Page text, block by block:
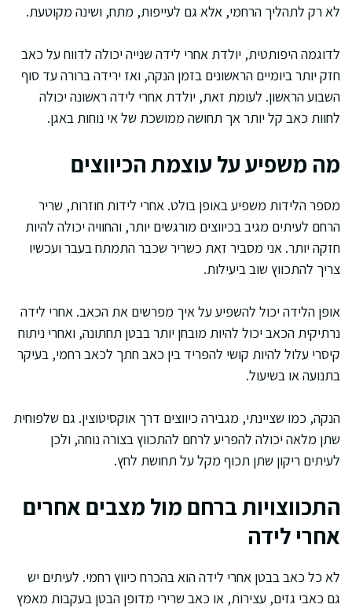
לא רק לתהליך הרחמי, אלא גם לעייפות, מתח, ושינה מקוטעת.
לדוגמה היפותטית, יולדת אחרי לידה שנייה יכולה לדווח על כאב
חזק יותר ביומיים הראשונים בזמן הנקה, ואז ירידה ברורה עד סוף
השבוע הראשון. לעומת זאת, יולדת אחרי לידה ראשונה יכולה
לחוות כאב קל יותר אך תחושה ממושכת של אי נוחות באגן.
מה משפיע על עוצמת הכיווצים
מספר הלידות משפיע באופן בולט. אחרי לידות חוזרות, שריר
הרחם לעיתים מגיב בכיווצים מורגשים יותר, והחוויה יכולה להיות
חזקה יותר. אני מסביר זאת כשריר שכבר התמתח בעבר ועכשיו
צריך להתכווץ שוב ביעילות.
אופן הלידה יכול להשפיע על איך מפרשים את הכאב. אחרי לידה
נרתיקית הכאב יכול להיות מובחן יותר בבטן תחתונה, ואחרי ניתוח
קיסרי עלול להיות קושי להפריד בין כאב חתך לכאב רחמי, בעיקר
בתנועה או בשיעול.
הנקה, כמו שציינתי, מגבירה כיווצים דרך אוקסיטוצין. גם שלפוחית
שתן מלאה יכולה להפריע לרחם להתכווץ בצורה נוחה, ולכן
לעיתים ריקון שתן תכוף מקל על תחושת לחץ.
התכווצויות ברחם מול מצבים אחרים
אחרי לידה
לא כל כאב בבטן אחרי לידה הוא בהכרח כיווץ רחמי. לעיתים יש
גם כאבי גזים, עצירות, או כאב שרירי מדופן הבטן בעקבות מאמץ